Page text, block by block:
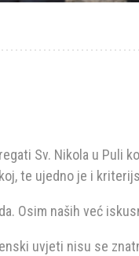
Sv. Nikola u Puli
te ujedno je i
Osim naših već
uvjeti nisu se